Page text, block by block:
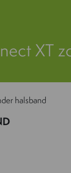
XT
halsband